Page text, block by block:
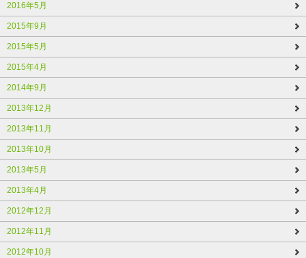
2016年5月
2015年9月
2015年5月
2015年4月
2014年9月
2013年12月
2013年11月
2013年10月
2013年5月
2013年4月
2012年12月
2012年11月
2012年10月